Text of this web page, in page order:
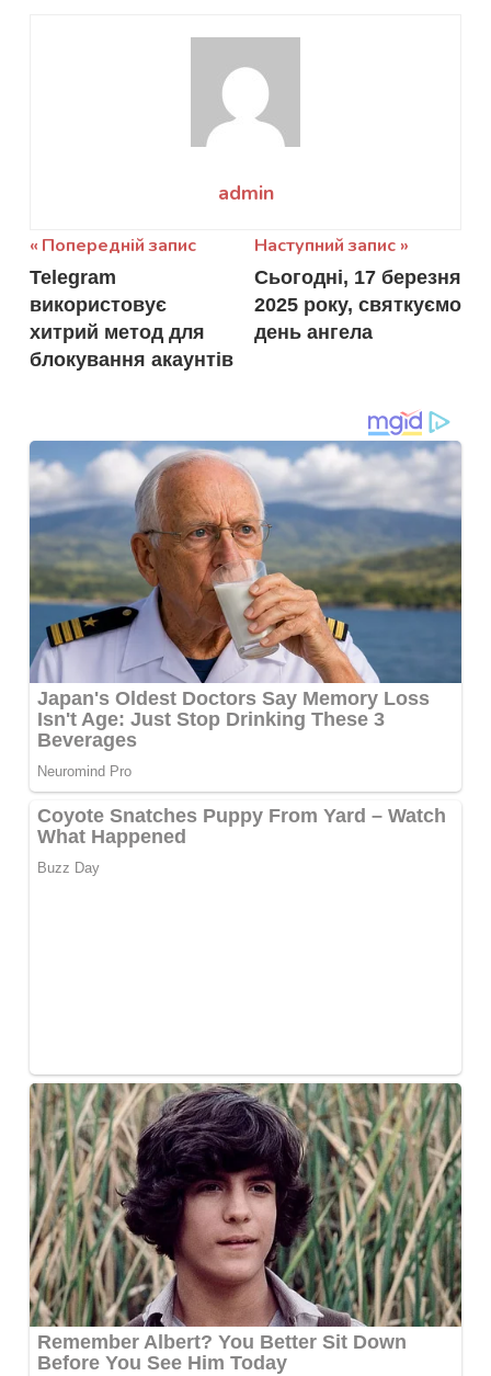
admin
Навігація
записів
Попередній запис
Telegram
використовує
хитрий метод для
блокування акаунтів
Наступний запис
Сьогодні, 17 березня
2025 року, святкуємо
день ангела